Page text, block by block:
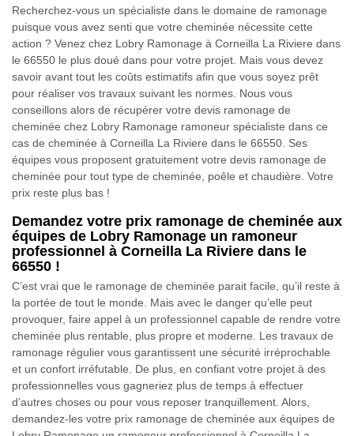
Recherchez-vous un spécialiste dans le domaine de ramonage
puisque vous avez senti que votre cheminée nécessite cette
action ? Venez chez Lobry Ramonage à Corneilla La Riviere dans
le 66550 le plus doué dans pour votre projet. Mais vous devez
savoir avant tout les coûts estimatifs afin que vous soyez prêt
pour réaliser vos travaux suivant les normes. Nous vous
conseillons alors de récupérer votre devis ramonage de
cheminée chez Lobry Ramonage ramoneur spécialiste dans ce
cas de cheminée à Corneilla La Riviere dans le 66550. Ses
équipes vous proposent gratuitement votre devis ramonage de
cheminée pour tout type de cheminée, poêle et chaudière. Votre
prix reste plus bas !
Demandez votre prix ramonage de cheminée aux
équipes de Lobry Ramonage un ramoneur
professionnel à Corneilla La Riviere dans le
66550 !
C’est vrai que le ramonage de cheminée parait facile, qu’il reste à
la portée de tout le monde. Mais avec le danger qu’elle peut
provoquer, faire appel à un professionnel capable de rendre votre
cheminée plus rentable, plus propre et moderne. Les travaux de
ramonage régulier vous garantissent une sécurité irréprochable
et un confort irréfutable. De plus, en confiant votre projet à des
professionnelles vous gagneriez plus de temps à effectuer
d’autres choses ou pour vous reposer tranquillement. Alors,
demandez-les votre prix ramonage de cheminée aux équipes de